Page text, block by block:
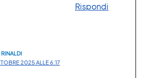
Rispondi
RINALDI
2025 ALLE 6:17